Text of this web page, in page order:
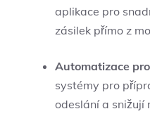
aplikace pro
zásilek přímo z
Automatizace
systémy pro
odeslání a snižují